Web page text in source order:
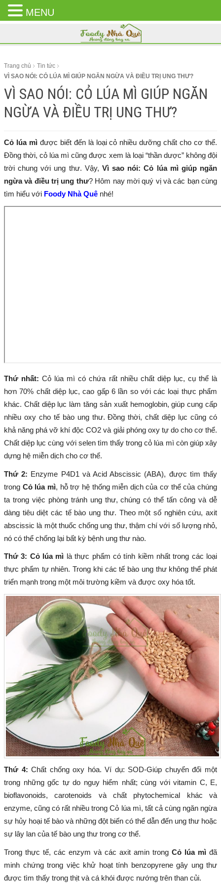
CLOSE
MENU
Trang chủ
Tin tức
VÌ SAO NÓI: CỎ LÚA MÌ GIÚP NGĂN NGỪA VÀ ĐIỀU TRỊ UNG THƯ?
VÌ SAO NÓI: CỎ LÚA MÌ GIÚP NGĂN
NGỪA VÀ ĐIỀU TRỊ UNG THƯ?
Cỏ lúa mìđược biết đến là loại cỏ nhiều dưỡng chất cho cơ thể.
Đồng thời, cỏ lúa mì cũng được xem là loại “thần dược” không đội
trời chung với ung thư. Vậy, Vì sao nói: Cỏ lúa mì giúp ngăn
ngừa và điều trị ung thư? Hôm nay mời quý vị và các bạn cùng
tìm hiểu với Foody Nhà Quê nhé!
Thứ nhất: Cỏ lúa mì có chứa rất nhiều chất diệp lục, cụ thể là
hơn 70% chất diệp lục, cao gấp 6 lần so với các loại thực phẩm
khác. Chất diệp lục làm tăng sản xuất hemoglobin, giúp cung cấp
nhiều oxy cho tế bào ung thư. Đồng thời, chất diệp lục cũng có
khả năng phá vỡ khí độc CO2 và giải phóng oxy tự do cho cơ thể.
Chất diệp lục cùng với selen tìm thấy trong cỏ lúa mì còn giúp xây
dựng hệ miễn dịch cho cơ thể.
Thứ 2: Enzyme P4D1 và Acid Abscissic (ABA), được tìm thấy
trong Cỏ lúa mì, hỗ trợ hệ thống miễn dịch của cơ thể của chúng
ta trong việc phòng tránh ung thư, chúng có thể tấn công và dễ
dàng tiêu diệt các tế bào ung thư. Theo một số nghiên cứu, axit
abscissic là một thuốc chống ung thư, thậm chí với số lượng nhỏ,
nó có thể chống lại bất kỳ bệnh ung thư nào.
Thứ 3: Cỏ lúa mì là thực phẩm có tính kiềm nhất trong các loại
thực phẩm tự nhiên. Trong khi các tế bào ung thư không thể phát
triển mạnh trong một môi trường kiềm và được oxy hóa tốt.
Thứ 4: Chất chống oxy hóa. Ví dụ: SOD-Giúp chuyển đổi một
trong những gốc tự do nguy hiểm nhất; cùng với vitamin C, E,
bioflavonoids, carotenoids và chất phytochemical khác và
enzyme, cũng có rất nhiều trong Cỏ lúa mì, tất cả cùng ngăn ngừa
sự hủy hoại tế bào và những đột biến có thể dẫn đến ung thư hoặc
sự lây lan của tế bào ung thư trong cơ thể.
Trong thực tế, các enzym và các axit amin trong Cỏ lúa mì đã
minh chứng trong việc khử hoạt tính benzopyrene gây ung thư
được tìm thấy trong thịt và cá khói được nướng trên than củi.
MENU